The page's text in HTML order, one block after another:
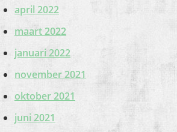
april 2022
maart 2022
januari 2022
november 2021
oktober 2021
juni 2021